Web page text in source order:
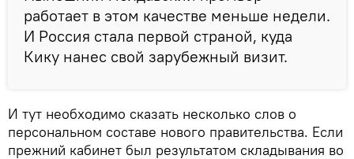
работает в этом качестве меньше недели.
И Россия стала первой страной, куда
Кику нанес свой зарубежный визит.
И тут необходимо сказать несколько слов о
персональном составе нового правительства. Если
прежний кабинет был результатом складывания во